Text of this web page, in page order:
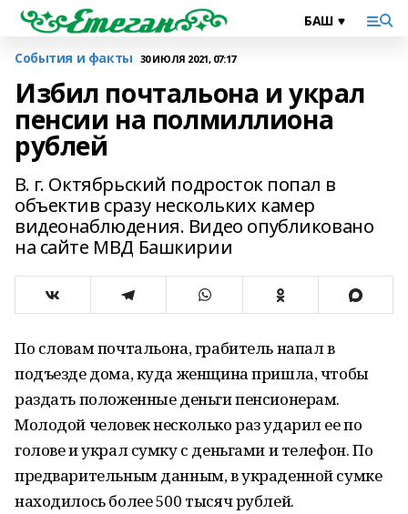
События и факты 30 ИЮЛЯ 2021, 07:17
Избил почтальона и украл
пенсии на полмиллиона
рублей
В. г. Октябрьский подросток попал в
объектив сразу нескольких камер
видеонаблюдения. Видео опубликовано
на сайте МВД Башкирии
По словам почтальона, грабитель напал в
подъезде дома, куда женщина пришла, чтобы
раздать положенные деньги пенсионерам.
Молодой человек несколько раз ударил ее по
голове и украл сумку с деньгами и телефон. По
предварительным данным, в украденной сумке
находилось более 500 тысяч рублей.